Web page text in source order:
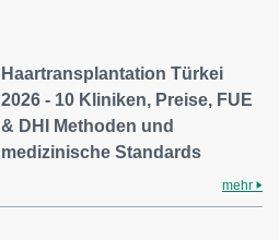
Haartransplantation Türkei
2026 - 10 Kliniken, Preise, FUE
& DHI Methoden und
medizinische Standards
mehr